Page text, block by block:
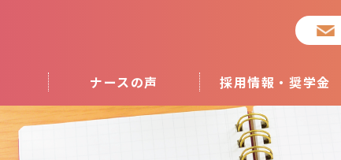
ナースの声 採用情報・奨学金